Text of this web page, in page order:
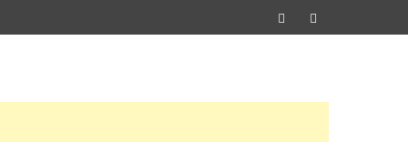
facebookinstagram
–